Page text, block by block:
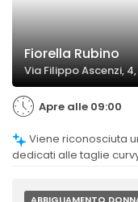
Fiorella Rubino
Via Filippo Ascenzi,
Apre alle 09:00
dedicati alle taglie